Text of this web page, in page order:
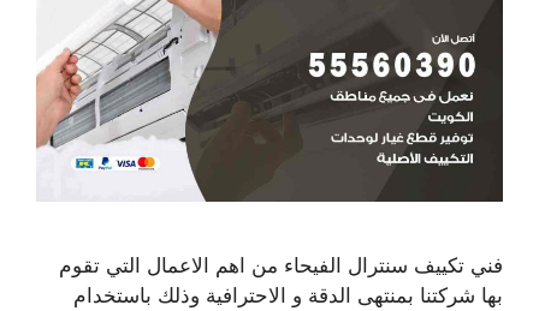
فني تكييف سنترال الفيحاء من اهم الاعمال التي تقوم
بها شركتنا بمنتهى الدقة و الاحترافية وذلك باستخدام